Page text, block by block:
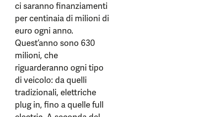
ci saranno finanziamenti
per centinaia di milioni di
euro ogni anno.
Quest’anno sono 630
milioni, che
riguarderanno ogni tipo
di veicolo: da quelli
tradizionali, elettriche
plug in, fino a quelle full